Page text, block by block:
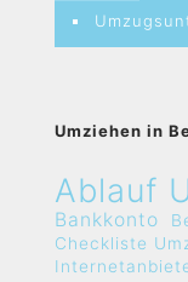
Umziehen in
Ablauf
Bankkonto
Checkliste